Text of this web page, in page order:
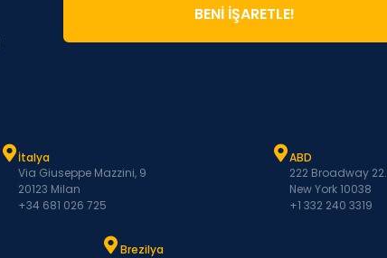
BENİ İŞARETLE!
İtalya
Via Giuseppe Mazzini, 9
20123 Milan
+34 681 026 725
ABD
222 Broadway
New York 10038
+1 332 240 3319
Brezilya